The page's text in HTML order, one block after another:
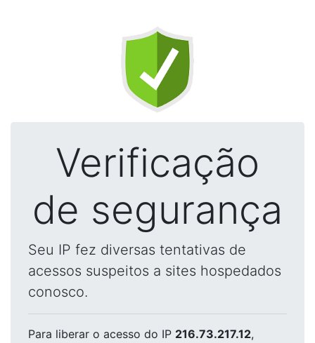
Verificação
de segurança
Seu IP fez diversas tentativas de
acessos suspeitos a sites hospedados
conosco.
Para liberar o acesso do IP 216.73.217.12,